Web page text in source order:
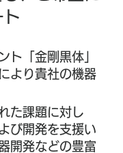
ト「金剛黒体」
より貴社の機器
た課題に対し
び開発を支援い
開発などの豊富